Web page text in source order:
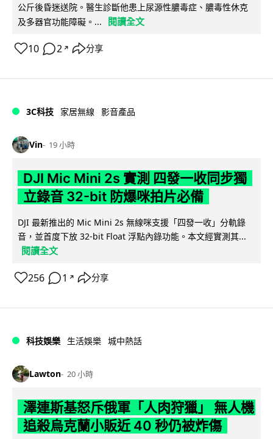
公斤後昏迷送院。醫生診斷他患上尿源性膿毒症、膿毒性休克
及多器官功能障礙。...
閱讀全文
10 2 ↗ 分享
3C科技 家居無線 影音產品
Vin 19 小時
DJI Mic Mini 2s 實測 四發一收同步獨
立錄音 32-bit 防爆咪拍片必備
DJI 最新推出的 Mic Mini 2s 無線咪支援「四發一收」分軌錄
音，並首度下放 32-bit Float 浮點內錄功能。本文經實測其...
閱讀全文
256 1 ↗ 分享
科技娛樂 生活娛樂 城中熱話
Lawton 20 小時
澤連斯基怒斥俄軍「人肉狩獵」 無人機
追殺烏克蘭小販近 40 秒仍被炸傷